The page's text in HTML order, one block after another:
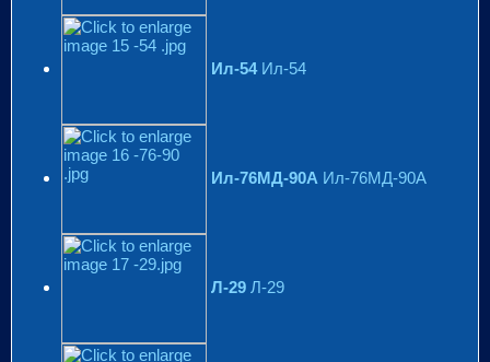
Ил-54 Ил-54
Ил-76МД-90А Ил-76МД-90А
Л-29 Л-29